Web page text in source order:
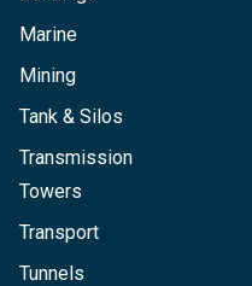
Marine
Mining
Tank & Silos
Transmission
Towers
Transport
Tunnels